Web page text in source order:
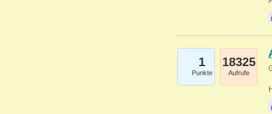
1
Punkte
18325
Aufrufe